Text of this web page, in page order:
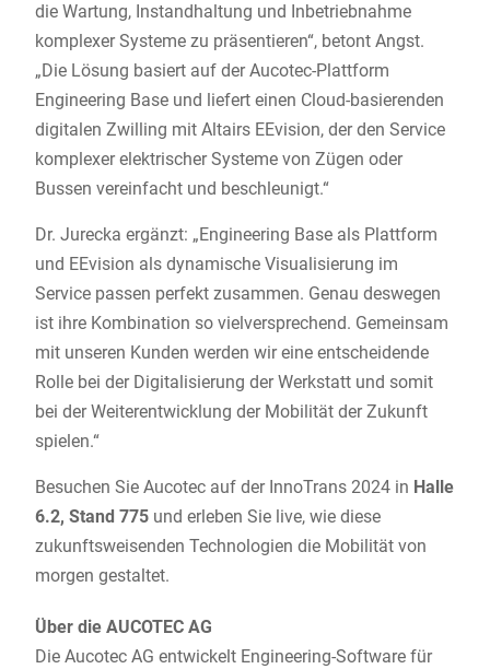
die Wartung, Instandhaltung und Inbetriebnahme
komplexer Systeme zu präsentieren“, betont Angst.
„Die Lösung basiert auf der Aucotec-Plattform
Engineering Base und liefert einen Cloud-basierenden
digitalen Zwilling mit Altairs EEvision, der den Service
komplexer elektrischer Systeme von Zügen oder
Bussen vereinfacht und beschleunigt.“
Dr. Jurecka ergänzt: „Engineering Base als Plattform
und EEvision als dynamische Visualisierung im
Service passen perfekt zusammen. Genau deswegen
ist ihre Kombination so vielversprechend. Gemeinsam
mit unseren Kunden werden wir eine entscheidende
Rolle bei der Digitalisierung der Werkstatt und somit
bei der Weiterentwicklung der Mobilität der Zukunft
spielen.“
Besuchen Sie Aucotec auf der InnoTrans 2024 in Halle
6.2, Stand 775und erleben Sie live, wie diese
zukunftsweisenden Technologien die Mobilität von
morgen gestaltet.
Über die AUCOTEC AG
Die Aucotec AG entwickelt Engineering-Software für